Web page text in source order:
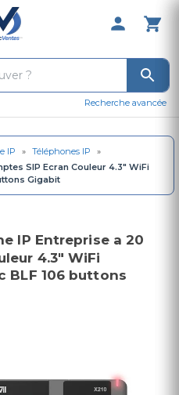
0 Produit
Recherche avancée
IP » Téléphones IP
»
SIP Ecran Couleur 4.3" WiFi
Gigabit
IP Entreprise a 20
4.3" WiFi
BLF 106 buttons